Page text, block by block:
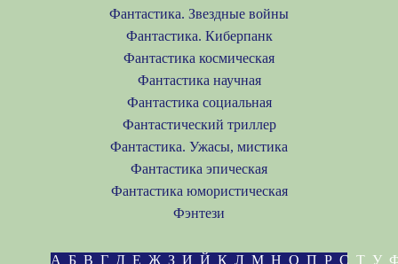
Фантастика. Звездные войны
Фантастика. Киберпанк
Фантастика космическая
Фантастика научная
Фантастика социальная
Фантастический триллер
Фантастика. Ужасы, мистика
Фантастика эпическая
Фантастика юмористическая
Фэнтези
А Б В Г Д Е Ж З И Й К Л М Н О П Р С Т У